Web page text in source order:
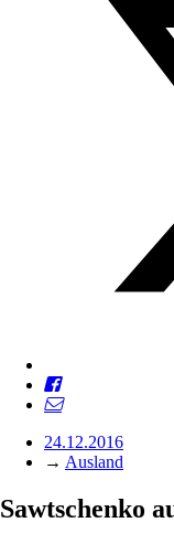
24.12.2016
→ Ausland
Sawtschenko